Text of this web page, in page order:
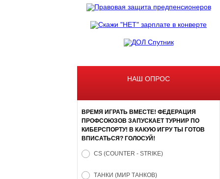
НАШ ОПРОС
ВРЕМЯ ИГРАТЬ ВМЕСТЕ! ФЕДЕРАЦИЯ
ПРОФСОЮЗОВ ЗАПУСКАЕТ ТУРНИР ПО
КИБЕРСПОРТУ! В КАКУЮ ИГРУ ТЫ ГОТОВ
ВПИСАТЬСЯ? ГОЛОСУЙ!
CS (COUNTER - STRIKE)
ТАНКИ (МИР ТАНКОВ)